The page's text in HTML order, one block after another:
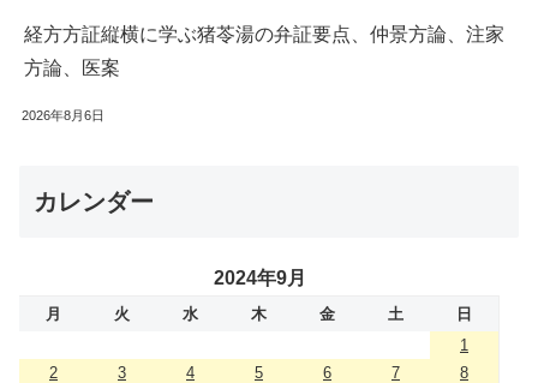
経方方証縦横に学ぶ猪苓湯の弁証要点、仲景方論、注家
方論、医案
2026年8月6日
カレンダー
2024年9月
月 火 水 木 金 土
日
1
2
3 4 5 6 7
8